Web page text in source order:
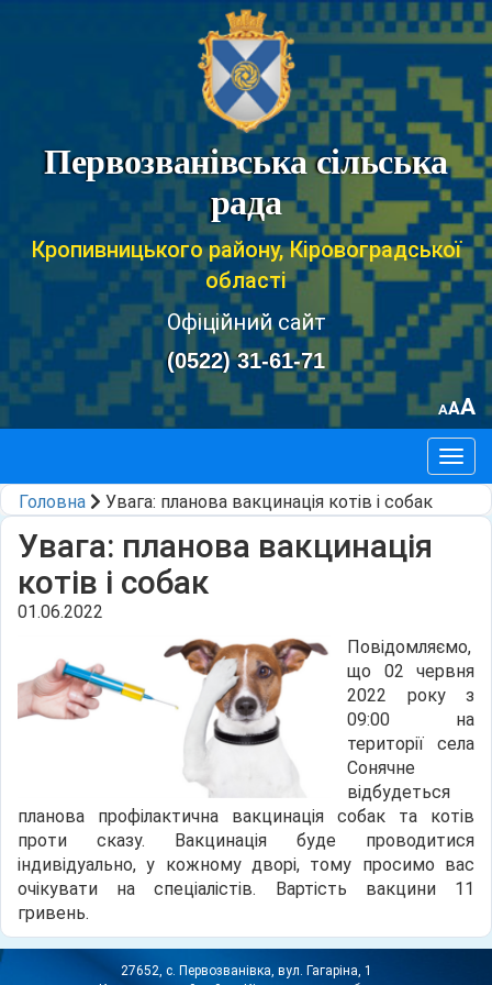
Первозванівська сільська
рада
Кропивницького району, Кіровоградської
області
Офіційний сайт
(0522) 31-61-71
AAA
Головна
Увага: планова вакцинація котів і собак
Увага: планова вакцинація
котів і собак
01.06.2022
Повідомляємо,
що 02 червня
2022 року з
09:00 на
території села
Сонячне
відбудеться
планова профілактична вакцинація собак та котів
проти сказу. Вакцинація буде проводитися
індивідуально, у кожному дворі, тому просимо вас
очікувати на спеціалістів. Вартість вакцини 11
гривень.
27652, с. Первозванівка, вул. Гагаріна, 1